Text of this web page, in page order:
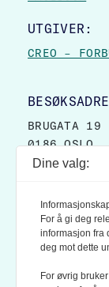
UTGIVER:
CREO –
BRUGATA 19
0186 OSLO
POSTBOKS
0133 OSLO
LES OGSÅ:
KONTEKSTS
Dine valg:
For å gi deg
informasjon fra
deg mot dette
For øvrig